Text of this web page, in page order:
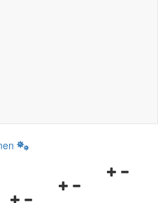
Navigationsmenü
Navigationsmenü